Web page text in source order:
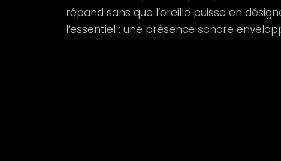
répand sans que l’oreille puisse en
l’essentiel : une présence sonore